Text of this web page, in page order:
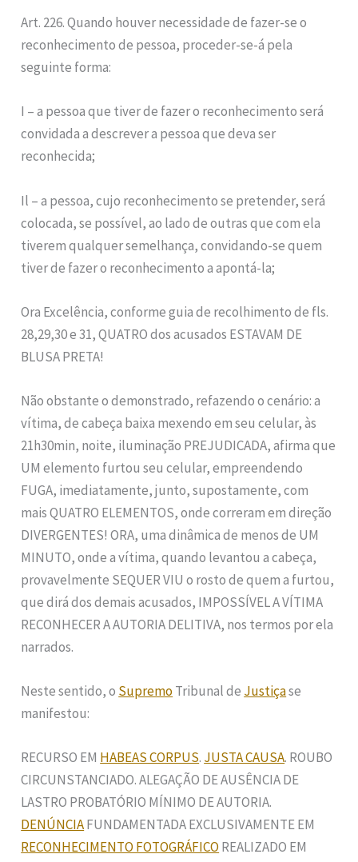
Art. 226. Quando houver necessidade de fazer-se o
reconhecimento de pessoa, proceder-se-á pela
seguinte forma:
I – a pessoa que tiver de fazer o reconhecimento será
convidada a descrever a pessoa que deva ser
reconhecida;
Il – a pessoa, cujo reconhecimento se pretender, será
colocada, se possível, ao lado de outras que com ela
tiverem qualquer semelhança, convidando-se quem
tiver de fazer o reconhecimento a apontá-la;
Ora Excelência, conforme guia de recolhimento de fls.
28,29,30 e 31, QUATRO dos acusados ESTAVAM DE
BLUSA PRETA!
Não obstante o demonstrado, refazendo o cenário: a
vítima, de cabeça baixa mexendo em seu celular, às
21h30min, noite, iluminação PREJUDICADA, afirma que
UM elemento furtou seu celular, empreendendo
FUGA, imediatamente, junto, supostamente, com
mais QUATRO ELEMENTOS, onde correram em direção
DIVERGENTES! ORA, uma dinâmica de menos de UM
MINUTO, onde a vítima, quando levantou a cabeça,
provavelmente SEQUER VIU o rosto de quem a furtou,
que dirá dos demais acusados, IMPOSSÍVEL A VÍTIMA
RECONHECER A AUTORIA DELITIVA, nos termos por ela
narrados.
Neste sentido, o SupremoTribunal de Justiçase
manifestou:
RECURSO EM HABEAS CORPUS. JUSTA CAUSA. ROUBO
CIRCUNSTANCIADO. ALEGAÇÃO DE AUSÊNCIA DE
LASTRO PROBATÓRIO MÍNIMO DE AUTORIA.
DENÚNCIAFUNDAMENTADA EXCLUSIVAMENTE EM
RECONHECIMENTO FOTOGRÁFICO REALIZADO EM